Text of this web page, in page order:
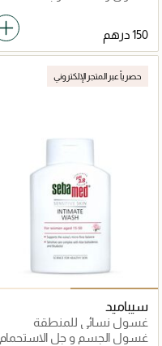
حصرياً عبر المتجر الإلكتروني
سيباميد
غسول نسائي للمنطقة
الحساسة للبشرة الحساسة
غسول الجسم و جل الاستحمام